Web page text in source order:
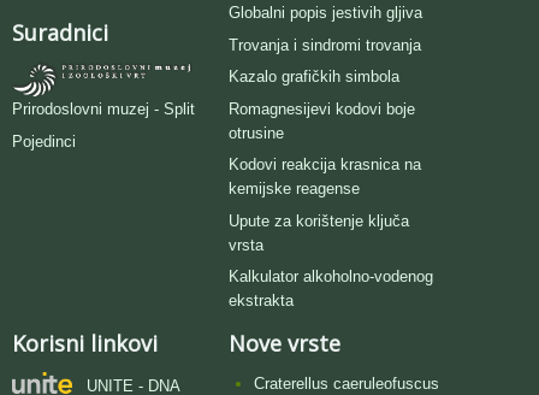
Suradnici
Prirodoslovni muzej - Split
Pojedinci
Globalni popis jestivih gljiva
Trovanja i sindromi trovanja
Kazalo grafičkih simbola
Romagnesijevi kodovi boje
otrusine
Kodovi reakcija krasnica na
kemijske reagense
Upute za korištenje ključa
vrsta
Kalkulator alkoholno-vodenog
ekstrakta
Korisni linkovi
UNITE - DNA
Nove vrste
Craterellus caeruleofuscus